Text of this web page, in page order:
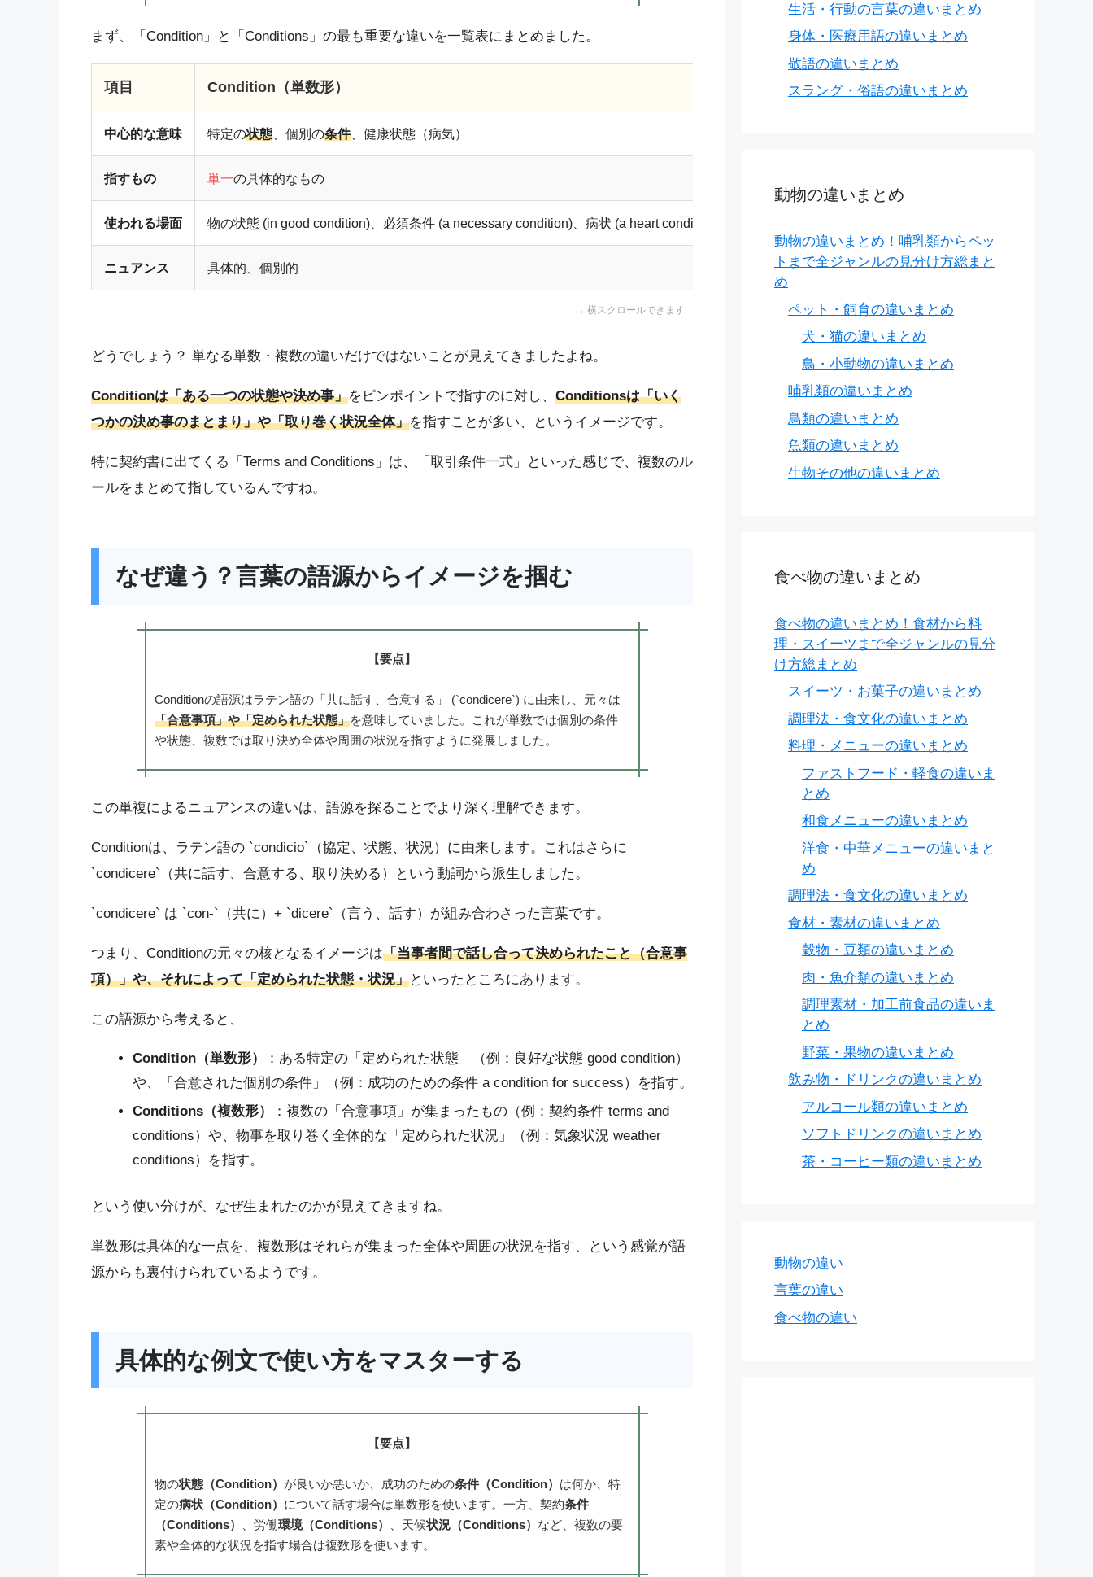
まず、「Condition」と「Conditions」の最も重要な違いを一覧表にまとめました。
項目 Condition（単数形） Conditions（複数形）
中心的な意味 特定の状態 、個別の条件、健康状態（病気）
指すもの 単一の具体的なもの
使われる場面 物の状態 (in good condition)、必須条件 (a necessary condition)、病状 (a heart condition)
ニュアンス 具体的、個別的 包括的、全体的、一連の決まり事
どうでしょう？ 単なる単数・複数の違いだけではないことが見えてきましたよね。
Conditionは「ある一つの状態や決め事」をピンポイントで指すのに対し、 Conditionsは「いく
つかの決め事のまとまり」や「取り巻く状況全体」を指すことが多い、というイメージです。
特に契約書に出てくる「Terms and Conditions」は、「取引条件一式」といった感じで、複数のル
ールをまとめて指しているんですね。
なぜ違う？言葉の語源からイメージを掴む
【要点】
Conditionの語源はラテン語の「共に話す、合意する」 (`condicere`) に由来し、元々は
「合意事項」や「定められた状態」を意味していました。これが単数では個別の条件
や状態、複数では取り決め全体や周囲の状況を指すように発展しました。
この単複によるニュアンスの違いは、語源を探ることでより深く理解できます。
Conditionは、ラテン語の `condicio`（協定、状態、状況）に由来します。これはさらに
`condicere`（共に話す、合意する、取り決める）という動詞から派生しました。
`condicere` は `con-`（共に）+ `dicere`（言う、話す）が組み合わさった言葉です。
つまり、Conditionの元々の核となるイメージは「当事者間で話し合って決められたこと（合意事
項）」や、それによって「定められた状態・状況」といったところにあります。
この語源から考えると、
Condition（単数形）
：ある特定の「定められた状態」（例：良好な状態 good condition）
や、「合意された個別の条件」（例：成功のための条件 a condition for success）を指す。
Conditions（複数形）
：複数の「合意事項」が集まったもの（例：契約条件 terms and
conditions）や、物事を取り巻く全体的な「定められた状況」（例：気象状況 weather
conditions）を指す。
という使い分けが、なぜ生まれたのかが見えてきますね。
単数形は具体的な一点を、複数形はそれらが集まった全体や周囲の状況を指す、という感覚が語
源からも裏付けられているようです。
具体的な例文で使い方をマスターする
【要点】
物の状態（Condition） が良いか悪いか、成功のための条件（Condition） は何か、特
定の病状（Condition） について話す場合は単数形を使います。一方、契約条件
（Conditions）
、労働環境（Conditions） 、天候状況（Conditions） など、複数の要
素や全体的な状況を指す場合は複数形を使います。
生活・行動の言葉の違いまとめ
身体・医療用語の違いまとめ
敬語の違いまとめ
スラング・俗語の違いまとめ
動物の違いまとめ
動物の違いまとめ！哺乳類からペッ
トまで全ジャンルの見分け方総まと
め
ペット・飼育の違いまとめ
犬・猫の違いまとめ
鳥・小動物の違いまとめ
哺乳類の違いまとめ
鳥類の違いまとめ
魚類の違いまとめ
生物その他の違いまとめ
食べ物の違いまとめ
食べ物の違いまとめ！食材から料
理・スイーツまで全ジャンルの見分
け方総まとめ
スイーツ・お菓子の違いまとめ
調理法・食文化の違いまとめ
料理・メニューの違いまとめ
ファストフード・軽食の違いま
とめ
和食メニューの違いまとめ
洋食・中華メニューの違いまと
め
調理法・食文化の違いまとめ
食材・素材の違いまとめ
穀物・豆類の違いまとめ
肉・魚介類の違いまとめ
調理素材・加工前食品の違いま
とめ
野菜・果物の違いまとめ
飲み物・ドリンクの違いまとめ
アルコール類の違いまとめ
ソフトドリンクの違いまとめ
茶・コーヒー類の違いまとめ
動物の違い
言葉の違い
食べ物の違い